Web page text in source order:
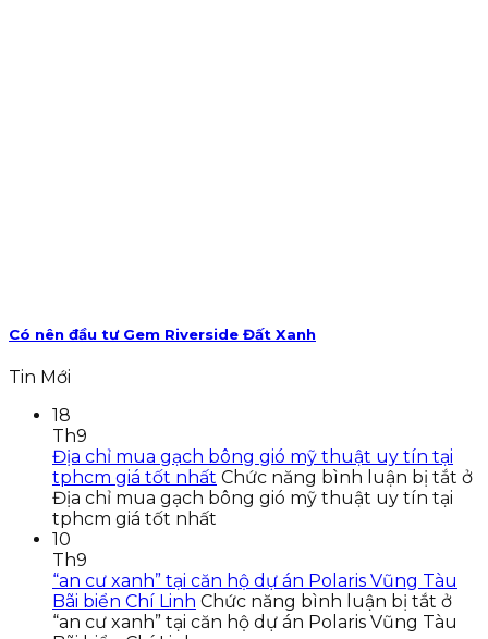
Có nên đầu tư Gem Riverside Đất Xanh
Tin Mới
18
Th9
Địa chỉ mua gạch bông gió mỹ thuật uy tín tại
tphcm giá tốt nhất Chức năng bình luận bị tắt ở
Địa chỉ mua gạch bông gió mỹ thuật uy tín tại
tphcm giá tốt nhất
10
Th9
“an cư xanh” tại căn hộ dự án Polaris Vũng Tàu
Bãi biển Chí Linh Chức năng bình luận bị tắt ở
“an cư xanh” tại căn hộ dự án Polaris Vũng Tàu